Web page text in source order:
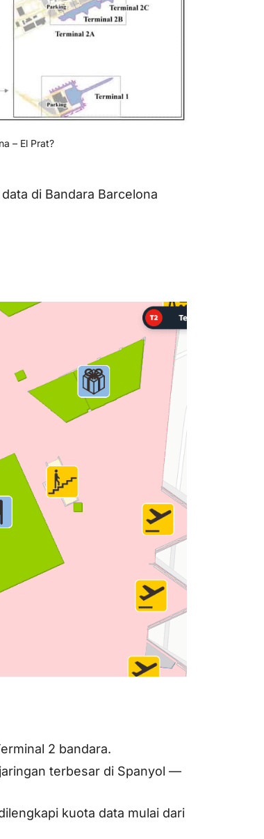
– El Prat?
di Bandara Barcelona
2 bandara.
terbesar di Spanyol —
kuota data mulai dari